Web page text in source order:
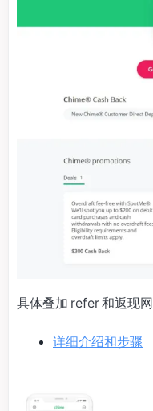
具体叠加 refer 和返现
详细介绍和步骤